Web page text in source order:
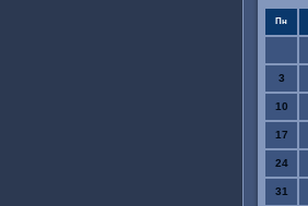
Пн
3
10
17
24
31